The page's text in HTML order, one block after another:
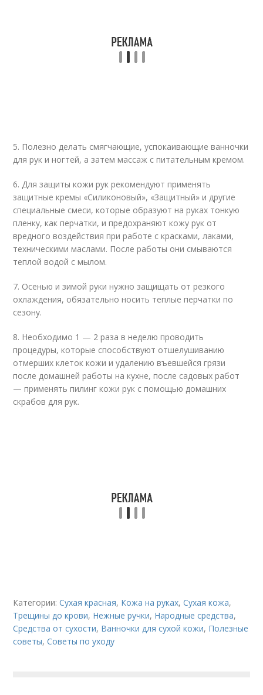
5. Полезно делать смягчающие, успокаивающие ванночки
для рук и ногтей, а затем массаж с питательным кремом.
6. Для защиты кожи рук рекомендуют применять
защитные кремы «Силиконовый», «Защитный» и другие
специальные смеси, которые образуют на руках тонкую
пленку, как перчатки, и предохраняют кожу рук от
вредного воздействия при работе с красками, лаками,
техническими маслами. После работы они смываются
теплой водой с мылом.
7. Осенью и зимой руки нужно защищать от резкого
охлаждения, обязательно носить теплые перчатки по
сезону.
8. Необходимо 1 — 2 раза в неделю проводить
процедуры, которые способствуют отшелушиванию
отмерших клеток кожи и удалению въевшейся грязи
после домашней работы на кухне, после садовых работ
— применять пилинг кожи рук с помощью домашних
скрабов для рук.
Категории:Сухая красная, Кожа на руках,Сухая кожа,
Трещины до крови, Нежные ручки, Народные средства,
Средства от сухости, Ванночки для сухой кожи, Полезные
советы,Советы по уходу